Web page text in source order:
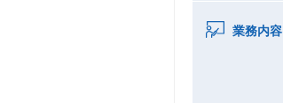
業務内容